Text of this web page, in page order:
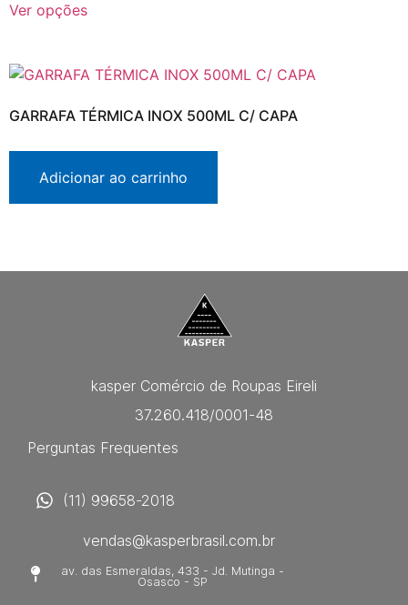
Ver opções
GARRAFA TÉRMICA INOX 500ML C/ CAPA
Adicionar ao carrinho
kasper Comércio de Roupas Eireli
37.260.418/0001-48
Perguntas Frequentes
(11) 99658-2018
vendas@kasperbrasil.com.br
av. das Esmeraldas, 433 - Jd. Mutinga -
Osasco - SP